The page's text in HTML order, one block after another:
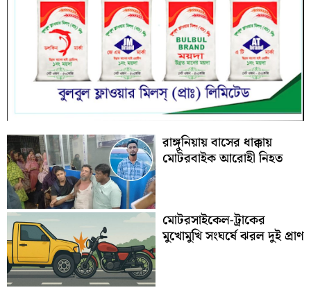
রাঙ্গুনিয়ায় বাসের ধাক্কায়
মোটরবাইক আরোহী নিহত
মোটরসাইকেল-ট্রাকের
মুখোমুখি সংঘর্ষে ঝরল দুই প্রাণ